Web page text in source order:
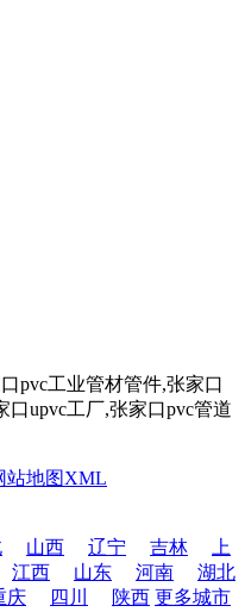
站地图XML
山西 辽宁 吉林
上
江西 山东 河南
湖北
庆 四川 陕西 更多城市